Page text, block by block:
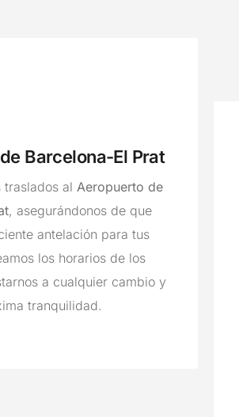
Barcelona-El Prat
traslados al Aeropuerto de
, asegurándonos de que
antelación para tus
los horarios de los
a cualquier cambio y
tranquilidad.